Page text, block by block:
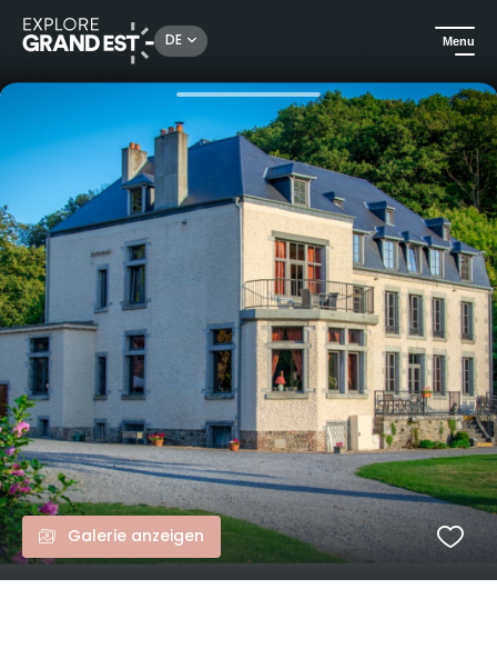
DE Menu
Sehenswertes in der Region Grand Est Außergewöhnliche Übernachtungen
Galerie anzeigen